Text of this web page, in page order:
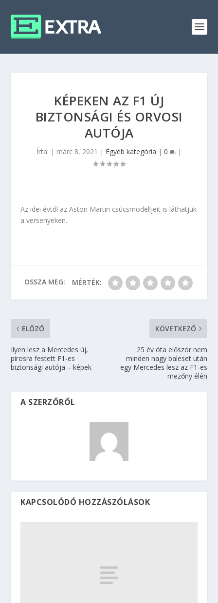
KÉPEKEN AZ F1 ÚJ
BIZTONSÁGI ÉS ORVOSI
AUTÓJA
Írta: | márc 8, 2021 | Egyéb kategória | 0 |
Az idei évtől az Aston Martin csúcsmodelljeit is láthatjuk
a versenyeken.
OSSZA MEG: MÉRTÉK:
ELŐZŐ
Ilyen lesz a Mercedes új,
pirosra festett F1-es
biztonsági autója – képek
KÖVETKEZŐ
25 év óta először nem
minden nagy baleset után
egy Mercedes lesz az F1-es
mezőny élén
A SZERZŐRŐL
KAPCSOLÓDÓ HOZZÁSZÓLÁSOK